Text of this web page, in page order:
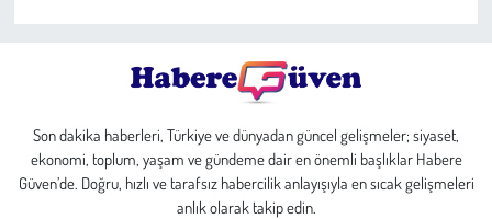
Son dakika haberleri, Türkiye ve dünyadan güncel gelişmeler; siyaset,
ekonomi, toplum, yaşam ve gündeme dair en önemli başlıklar Habere
Güven’de. Doğru, hızlı ve tarafsız habercilik anlayışıyla en sıcak gelişmeleri
anlık olarak takip edin.